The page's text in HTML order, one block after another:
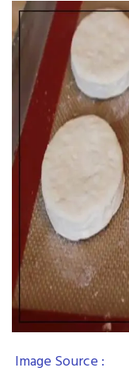
Image Source :